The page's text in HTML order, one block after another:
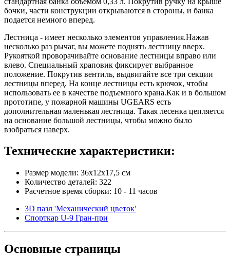
бочки, части конструкции открываются в стороны, и банка
подается немного вперед.
Лестница - имеет несколько элементов управления.Нажав
несколько раз рычаг, вы можете поднять лестницу вверх.
Рукояткой проворачивайте основание лестницы вправо или
влево. Специальный храповик фиксирует выбранное
положение. Покрутив вентиль, выдвигайте все три секции
лестницы вперед. На конце лестницы есть крючок, чтобы
использовать ее в качестве подъемного крана.Как и в большом
прототипе, у пожарной машины UGEARS есть
дополнительная маленькая лестница. Такая лесенка цепляется
на основание большой лестницы, чтобы можно было
взобраться наверх.
Технические характеристики:
Размер модели: 36x12x17,5 см
Количество деталей: 322
Расчетное время сборки: 10 - 11 часов
3D пазл 'Механический цветок'
Спорткар U-9 Гран-при
Основные страницы